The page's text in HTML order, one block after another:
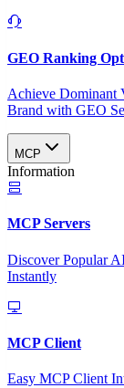
GEO Ranking
Achieve Dominant
Brand with GEO
MCP
Information
MCP Servers
Discover Popular
Instantly
MCP Client
Easy MCP Client